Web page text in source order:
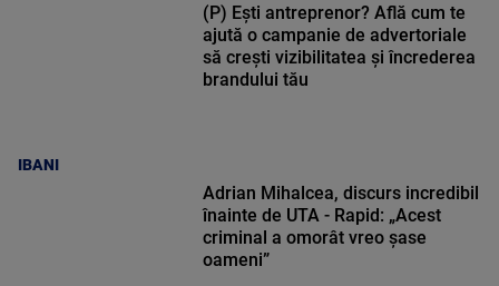
IBANI
(P) Ești antreprenor? Află cum te
ajută o campanie de advertoriale
să crești vizibilitatea și încrederea
brandului tău
Adrian Mihalcea, discurs incredibil
înainte de UTA - Rapid: „Acest
criminal a omorât vreo șase
oameni”